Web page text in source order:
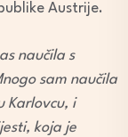
Austrije.
naučila s
sam naučila
Karlovcu, i
koja je